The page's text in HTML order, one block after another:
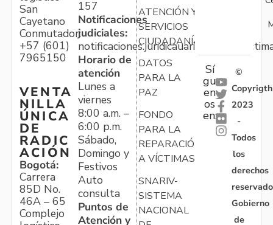
San
Cayetano
Conmutador:
+57 (601)
7965150
VENTA
NILLA
ÚNICA
DE
RADIC
ACIÓN
Bogotá:
Carrera
85D No.
46A – 65
Complejo
157
Notificaciones
judiciales:
Horario de
atención
Lunes a
viernes
8:00 a.m. –
6:00 p.m.
Sábado,
Domingo y
Festivos
Auto
consulta
Puntos de
Atención y
ATENCIÓN Y
SERVICIOS
CIUDADANÍA
DATOS
PARA LA
PAZ
FONDO
PARA LA
REPARACIÓN
A VÍCTIMAS
SNARIV-
SISTEMA
NACIONAL
Sí
gu
en
os
en:
©
Copyrigth
2023
-
Todos
los
derechos
Gobierno
de